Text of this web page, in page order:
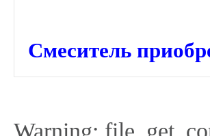
Смеситель
Warning: